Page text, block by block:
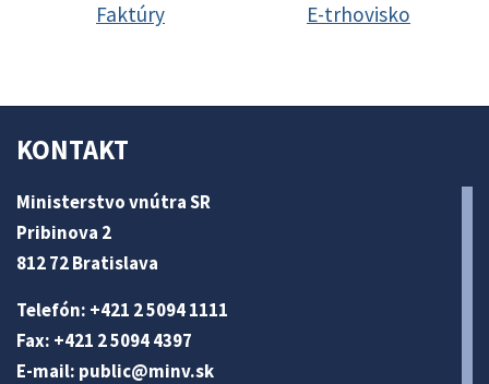
Faktúry E-trhovisko
KONTAKT
Ministerstvo vnútra SR
Pribinova 2
812 72 Bratislava
Telefón: +421 2 5094 1111
Fax: +421 2 5094 4397
E-mail: public@minv.sk